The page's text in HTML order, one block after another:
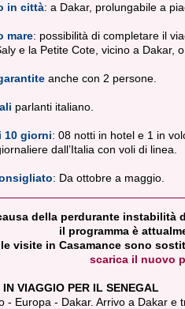
in città: a Dakar, prolungabile a
mare: possibilità di completare il
e la Petite Cote, vicino a Dakar,
anche con 2 persone.
parlanti italiano.
10 giorni: 08 notti in hotel e 1 in
dall’Italia con voli di linea.
: Da ottobre a maggio.
della perdurante instabilità
il programma è
le visite in Casamance sono
scarica il nuovo
VIAGGIO PER IL SENEGAL
- Europa - Dakar. Arrivo a Dakar e